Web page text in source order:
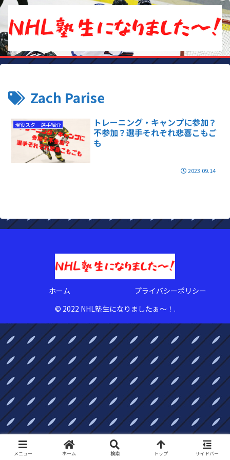
Zach Parise
現役スター選手紹介
トレーニング・キャンプに参加？
不参加？選手それぞれ悲喜こもご
も
2023.09.14
ホーム
プライバシーポリシー
© 2022 NHL塾生になりましたぁ〜！.
メニュー ホーム 検索 トップ サイドバー